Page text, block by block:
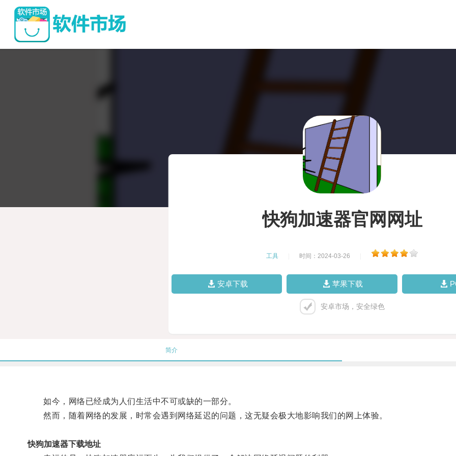
快狗加速器官网网址
工具 时间：2024-03-26
安卓下载 苹果下载
安卓市场，安全绿色
简介
如今，网络已经成为人们生活中不可或缺的一部分。
然而，随着网络的发展，时常会遇到网络延迟的问题，这无疑会极大地影响我们的网上体验。
快狗加速器下载地址